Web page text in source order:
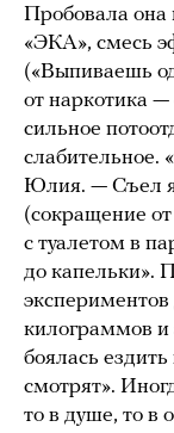
Пробовала она
«ЭКА», смесь
(«Выпиваешь
от наркотика —
сильное
слабительное.
Юлия. — Съел
(сокращение
с туалетом в
до капельки».
экспериментов
килограммов и
боялась
смотрят».
то в душе, то в